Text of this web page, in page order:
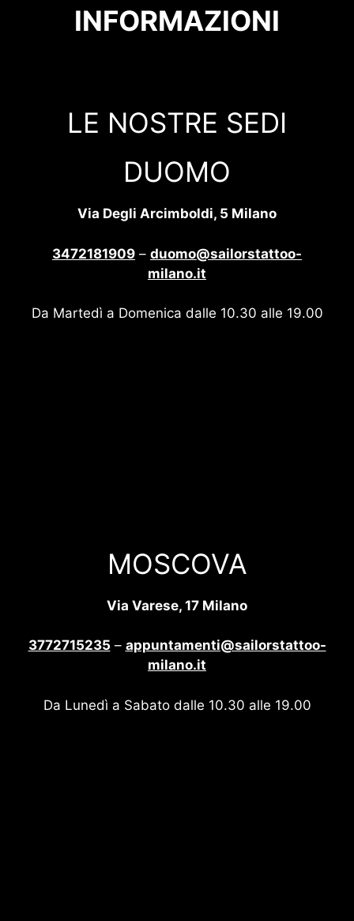
INFORMAZIONI
LE NOSTRE SEDI
DUOMO
Via Degli Arcimboldi, 5 Milano
3472181909 – duomo@sailorstattoo-
milano.it
Da Martedì a Domenica dalle 10.30 alle 19.00
MOSCOVA
Via Varese, 17 Milano
3772715235 – appuntamenti@sailorstattoo-
milano.it
Da Lunedì a Sabato dalle 10.30 alle 19.00